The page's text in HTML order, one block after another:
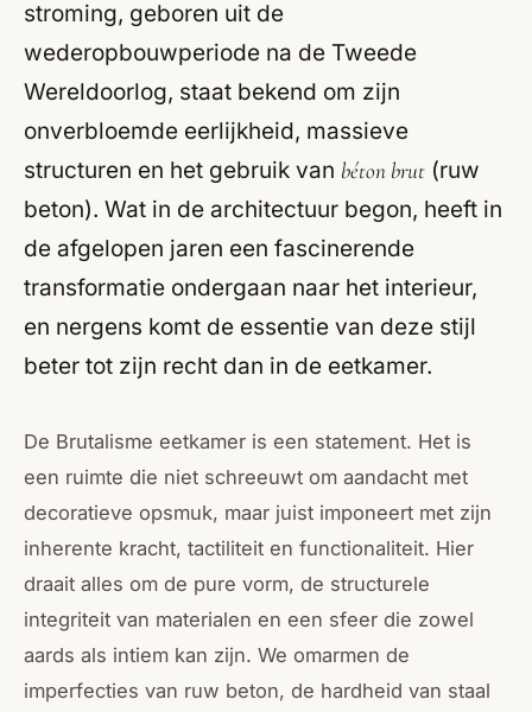
stroming, geboren uit de
wederopbouwperiode na de Tweede
Wereldoorlog, staat bekend om zijn
onverbloemde eerlijkheid, massieve
structuren en het gebruik van béton brut (ruw
beton). Wat in de architectuur begon, heeft in
de afgelopen jaren een fascinerende
transformatie ondergaan naar het interieur,
en nergens komt de essentie van deze stijl
beter tot zijn recht dan in de eetkamer.
De Brutalisme eetkamer is een statement. Het is
een ruimte die niet schreeuwt om aandacht met
decoratieve opsmuk, maar juist imponeert met zijn
inherente kracht, tactiliteit en functionaliteit. Hier
draait alles om de pure vorm, de structurele
integriteit van materialen en een sfeer die zowel
aards als intiem kan zijn. We omarmen de
imperfecties van ruw beton, de hardheid van staal